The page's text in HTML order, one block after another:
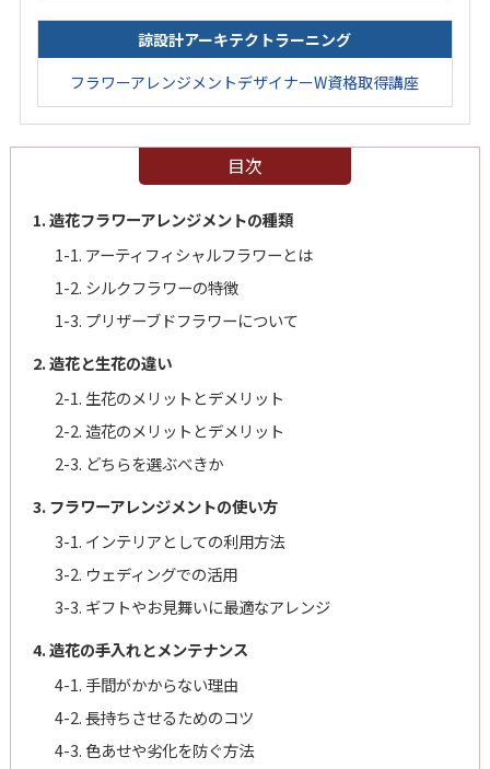
諒設計アーキテクトラーニング
フラワーアレンジメントデザイナーW資格取得講座
目次
1. 造花フラワーアレンジメントの種類
1-1. アーティフィシャルフラワーとは
1-2. シルクフラワーの特徴
1-3. プリザーブドフラワーについて
2. 造花と生花の違い
2-1. 生花のメリットとデメリット
2-2. 造花のメリットとデメリット
2-3. どちらを選ぶべきか
3. フラワーアレンジメントの使い方
3-1. インテリアとしての利用方法
3-2. ウェディングでの活用
3-3. ギフトやお見舞いに最適なアレンジ
4. 造花の手入れとメンテナンス
4-1. 手間がかからない理由
4-2. 長持ちさせるためのコツ
4-3. 色あせや劣化を防ぐ方法